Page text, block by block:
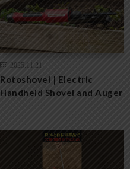
2025.11.21
Rotoshovel | Electric
Handheld Shovel and Auger